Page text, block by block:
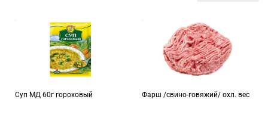
Суп МД 60г гороховый Фарш /свино-говяжий/ охл. вес